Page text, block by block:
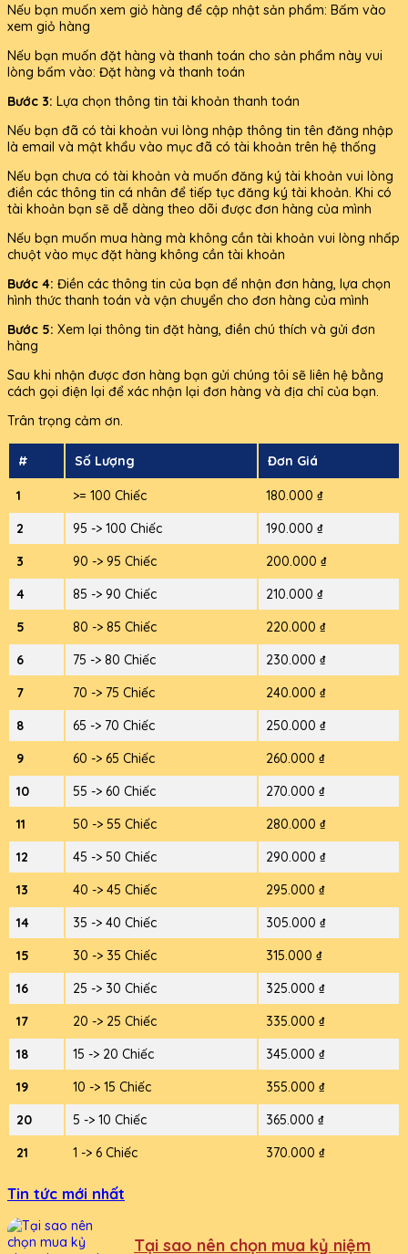
Nếu bạn muốn xem giỏ hàng để cập nhật sản phẩm: Bấm vào
xem giỏ hàng
Nếu bạn muốn đặt hàng và thanh toán cho sản phẩm này vui
lòng bấm vào: Đặt hàng và thanh toán
Bước 3: Lựa chọn thông tin tài khoản thanh toán
Nếu bạn đã có tài khoản vui lòng nhập thông tin tên đăng nhập
là email và mật khẩu vào mục đã có tài khoản trên hệ thống
Nếu bạn chưa có tài khoản và muốn đăng ký tài khoản vui lòng
điền các thông tin cá nhân để tiếp tục đăng ký tài khoản. Khi có
tài khoản bạn sẽ dễ dàng theo dõi được đơn hàng của mình
Nếu bạn muốn mua hàng mà không cần tài khoản vui lòng nhấp
chuột vào mục đặt hàng không cần tài khoản
Bước 4: Điền các thông tin của bạn để nhận đơn hàng, lựa chọn
hình thức thanh toán và vận chuyển cho đơn hàng của mình
Bước 5: Xem lại thông tin đặt hàng, điền chú thích và gửi đơn
hàng
Sau khi nhận được đơn hàng bạn gửi chúng tôi sẽ liên hệ bằng
cách gọi điện lại để xác nhận lại đơn hàng và địa chỉ của bạn.
Trân trọng cảm ơn.
# Số Lượng Đơn Giá
1 >= 100 Chiếc
180.000 ₫
2
95 -> 100 Chiếc
190.000 ₫
3
90 -> 95 Chiếc
200.000 ₫
4
85 -> 90 Chiếc
210.000 ₫
5
80 -> 85 Chiếc
220.000 ₫
6
75 -> 80 Chiếc
230.000 ₫
7
70 -> 75 Chiếc
240.000 ₫
8
65 -> 70 Chiếc
250.000 ₫
9
60 -> 65 Chiếc
260.000 ₫
10
55 -> 60 Chiếc
270.000 ₫
11
50 -> 55 Chiếc
280.000 ₫
12
45 -> 50 Chiếc
290.000 ₫
13
40 -> 45 Chiếc
295.000 ₫
14
35 -> 40 Chiếc
305.000 ₫
15
30 -> 35 Chiếc
315.000 ₫
16
25 -> 30 Chiếc
325.000 ₫
17
20 -> 25 Chiếc
335.000 ₫
18
15 -> 20 Chiếc
345.000 ₫
19
10 -> 15 Chiếc
355.000 ₫
20
5 -> 10 Chiếc
365.000 ₫
21
1 -> 6 Chiếc 370.000 ₫
Tin tức mới nhất
Tại sao nên chọn mua kỷ niệm